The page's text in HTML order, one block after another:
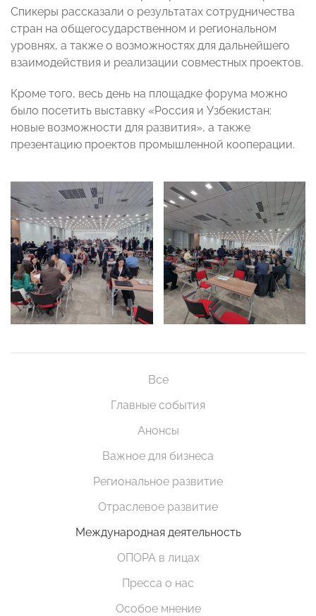
Спикеры рассказали о результатах сотрудничества
стран на общегосударственном и региональном
уровнях, а также о возможностях для дальнейшего
взаимодействия и реализации совместных проектов.
Кроме того, весь день на площадке форума можно
было посетить выставку «Россия и Узбекистан:
новые возможности для развития», а также
презентацию проектов промышленной кооперации.
Все
Главные события
Анонсы
Важное для бизнеса
Региональное развитие
Отраслевое развитие
Международная деятельность
ОПОРА в лицах
Пресса о нас
Особое мнение